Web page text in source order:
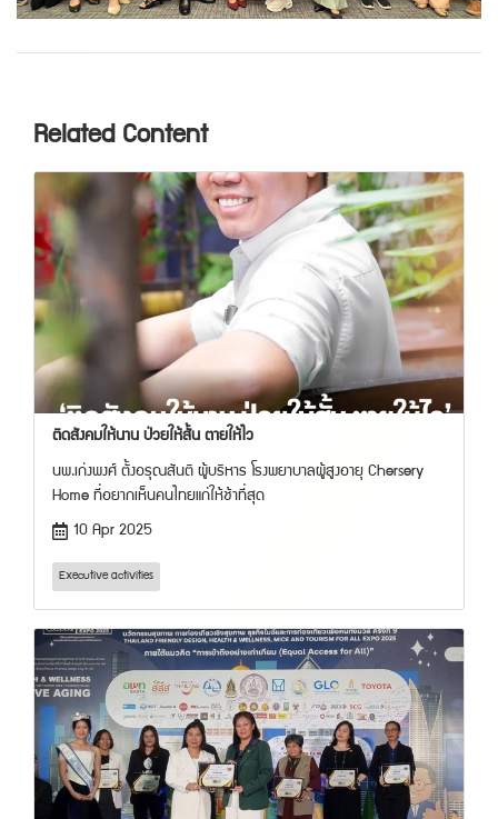
Related Content
ติดสังคมให้นาน ป่วยให้สั้น ตายให้ไว
นพ.เก่งพงศ์ ตั้งอรุณสันติ ผู้บริหาร โรงพยาบาลผู้สูงอายุ Chersery
Home ที่อยากเห็นคนไทยแก่ให้ช้าที่สุด
10 Apr 2025
Executive activities